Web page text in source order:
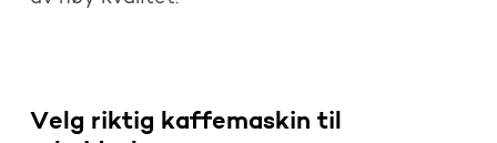
Velg riktig kaffemaskin til